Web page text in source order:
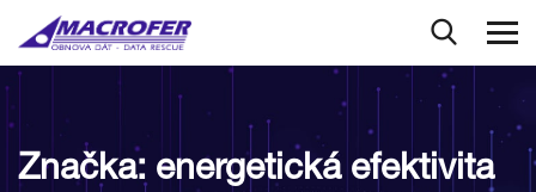
Značka: energetická efektivita